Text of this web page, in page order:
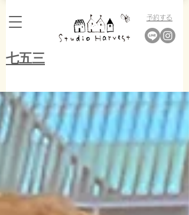
​予約する
​七五三